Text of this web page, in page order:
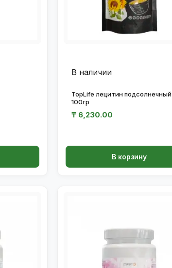
В наличии
TopLife лецитин подсолнечный,
100гр
₸ 6,230.00
В корзину